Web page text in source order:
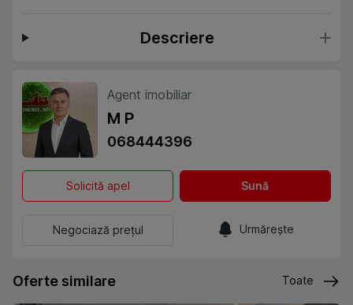
Descriere
Agent imobiliar
M P
068444396
Solicită apel Sună
Negociază prețul Urmărește
Oferte similare Toate